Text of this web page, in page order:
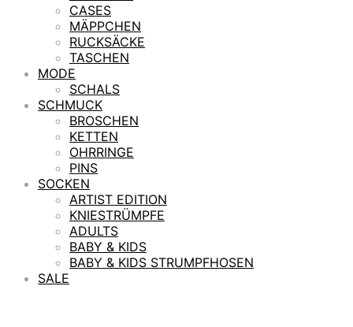
CASES
MÄPPCHEN
RUCKSÄCKE
TASCHEN
MODE
SCHALS
SCHMUCK
BROSCHEN
KETTEN
OHRRINGE
PINS
SOCKEN
ARTIST EDITION
KNIESTRÜMPFE
ADULTS
BABY & KIDS
BABY & KIDS STRUMPFHOSEN
SALE